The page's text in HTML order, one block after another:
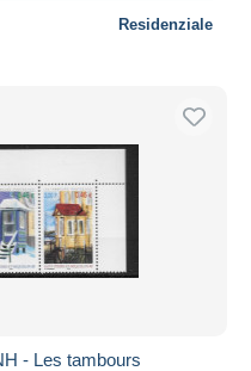
Residenziale
- Les tambours